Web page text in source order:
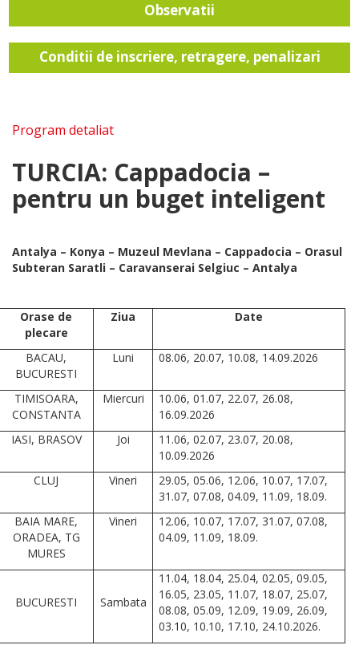
Observatii
Conditii de inscriere, retragere, penalizari
Program detaliat
TURCIA: Cappadocia –
pentru un buget inteligent
Antalya – Konya – Muzeul Mevlana – Cappadocia – Orasul
Subteran Saratli – Caravanserai Selgiuc – Antalya
Orase de
plecare
Ziua Date
BACAU,
BUCURESTI
Luni 08.06, 20.07, 10.08, 14.09.2026
TIMISOARA,
CONSTANTA
Miercuri
10.06, 01.07, 22.07, 26.08,
16.09.2026
IASI, BRASOV
Joi
11.06, 02.07, 23.07, 20.08,
10.09.2026
CLUJ
Vineri
29.05, 05.06, 12.06, 10.07, 17.07,
31.07, 07.08, 04.09, 11.09, 18.09.
BAIA MARE,
ORADEA, TG
MURES
Vineri
12.06, 10.07, 17.07, 31.07, 07.08,
04.09, 11.09, 18.09.
BUCURESTI Sambata
11.04, 18.04, 25.04, 02.05, 09.05,
16.05, 23.05, 11.07, 18.07, 25.07,
08.08, 05.09, 12.09, 19.09, 26.09,
03.10, 10.10, 17.10, 24.10.2026.